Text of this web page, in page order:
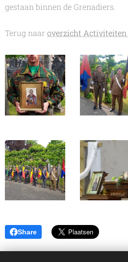
gestaan binnen de Grenadiers.
Terug naar overzicht Activiteiten
Share